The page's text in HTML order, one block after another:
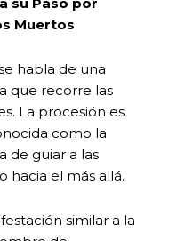
Muertos
habla de una
que recorre las
La procesión es
como la
de guiar a las
hacia el más allá.
similar a la